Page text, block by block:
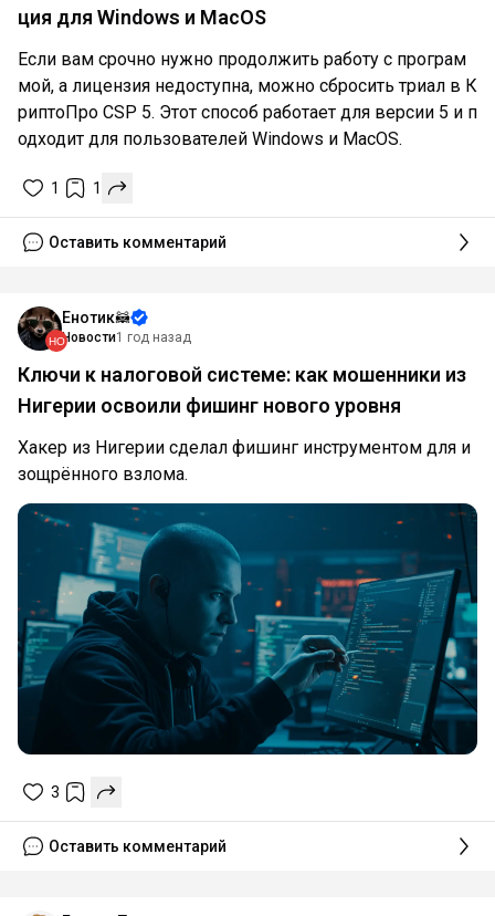
ция для Windows и MacOS
Если вам срочно нужно продолжить работу с програм
мой, а лицензия недоступна, можно сбросить триал в К
риптоПро CSP 5. Этот способ работает для версии 5 и п
одходит для пользователей Windows и MacOS.
1 1
Оставить комментарий
Енотик🦝
Новости1 год назад
Ключи к налоговой системе: как мошенники из
Нигерии освоили фишинг нового уровня
Хакер из Нигерии сделал фишинг инструментом для и
зощрённого взлома.
3
Оставить комментарий